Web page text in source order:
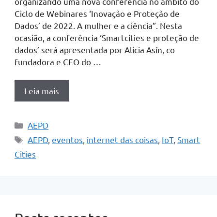
Ciclo de Webinares ‘Inovação e Proteção de
Dados’ de 2022. A mulher e a ciência”. Nesta
ocasião, a conferência ‘Smartcities e proteção de
dados’ será apresentada por Alicia Asín, co-
fundadora e CEO do …
Leia mais
Categorias
AEPD
Tags
AEPD ,eventos internet das coisas IoT,Smart
Cities